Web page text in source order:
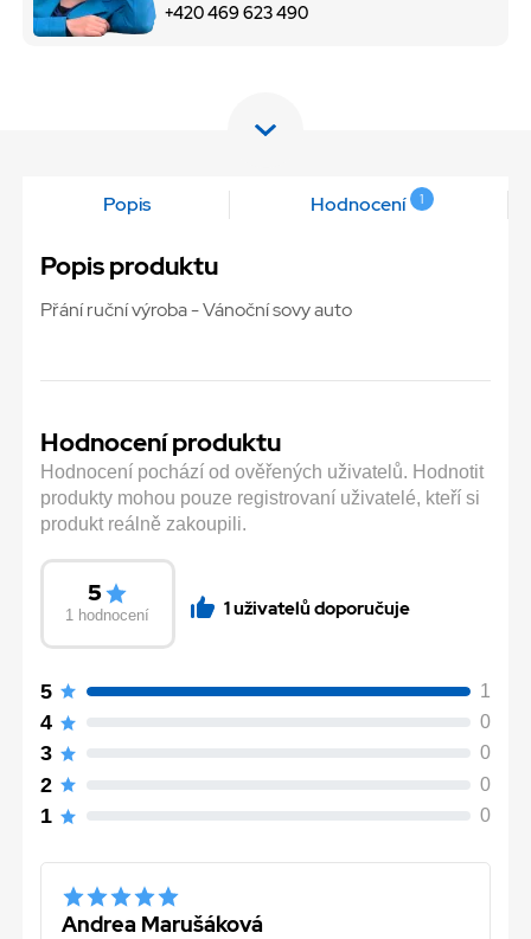
+420 469 623 490
Popis Hodnocení 1
Popis produktu
Přání ruční výroba - Vánoční sovy auto
Hodnocení produktu
Hodnocení pochází od ověřených uživatelů. Hodnotit
produkty mohou pouze registrovaní uživatelé, kteří si
produkt reálně zakoupili.
5
1 hodnocení 1 uživatelů doporučuje
5 1
4 0
3 0
2 0
1 0
Andrea Marušáková